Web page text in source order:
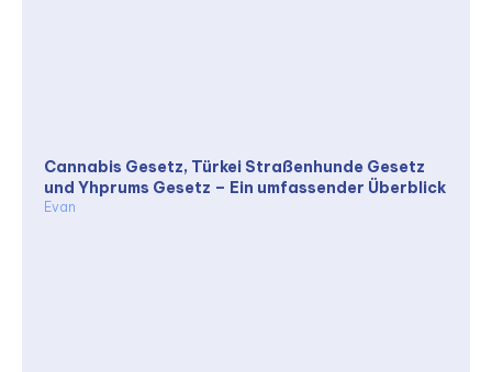
Cannabis Gesetz, Türkei Straßenhunde Gesetz
und Yhprums Gesetz – Ein umfassender Überblick
Evan